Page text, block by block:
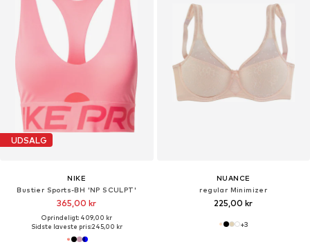
UDSALG
NIKE
Bustier Sports-BH 'NP SCULPT'
365,00 kr
Oprindeligt: 409,00 kr
Sidste laveste pris:245,00 kr
NUANCE
regular Minimizer
225,00 kr
+3